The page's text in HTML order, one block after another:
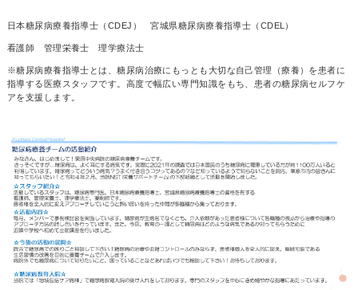
日本糖尿病療養指導士（CDEJ） 宮城県糖尿病療養指導士（CDEL）
看護師 管理栄養士 理学療法士
※糖尿病療養指導士とは、糖尿病治療にもっとも大切な自己管理（療養）を患者に
指導する医療スタッフです。高度で幅広い専門知識をもち、患者の糖尿病セルフケ
アを支援します。